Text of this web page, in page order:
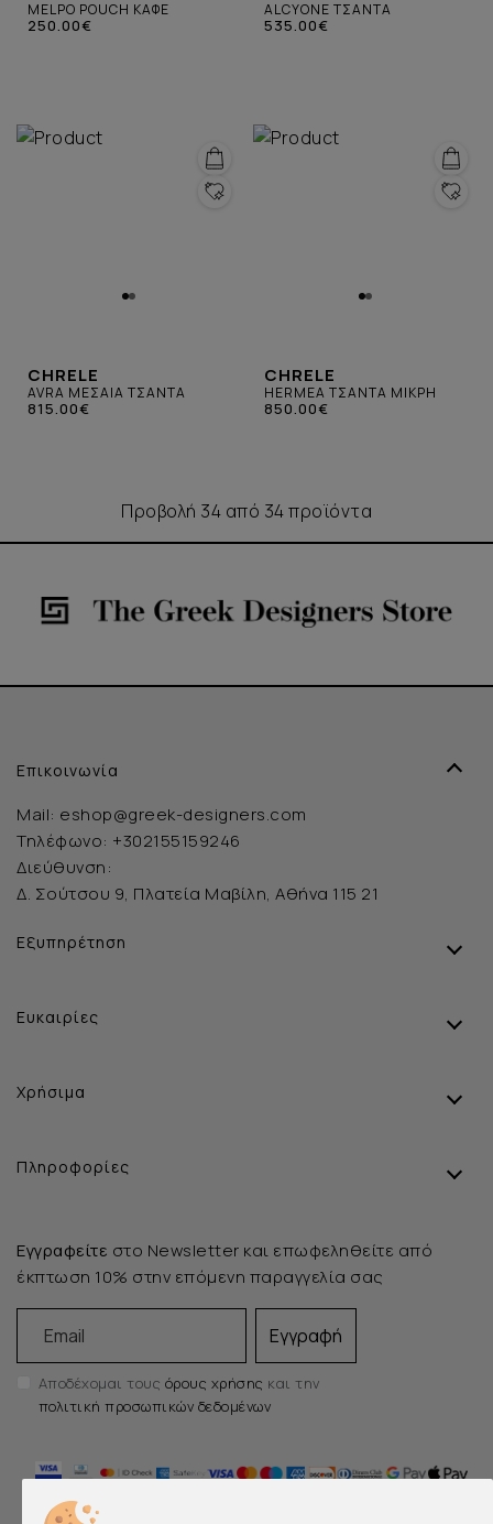
MELPO POUCH ΚΑΦΕ
250.00€
ALCYONE ΤΣΑΝΤΑ
535.00€
CHRELE
AVRA ΜΕΣΑΙΑ ΤΣΑΝΤΑ
815.00€
CHRELE
HERMEA ΤΣΑΝΤΑ ΜΙΚΡΗ
850.00€
Προβολή 34 από 34 προϊόντα
Επικοινωνία
Mail: eshop@greek-designers.com
Τηλέφωνο: +302155159246
Διεύθυνση:
Δ. Σούτσου 9, Πλατεία Μαβίλη, Αθήνα 115 21
Εξυπηρέτηση
Ευκαιρίες
Χρήσιμα
Πληροφορίες
Εγγραφείτε στο Newsletter και επωφεληθείτε από
έκπτωση 10% στην επόμενη παραγγελία σας
Εγγραφή
Αποδέχομαι τους όρους χρήσης και την
πολιτική προσωπικών δεδομένων